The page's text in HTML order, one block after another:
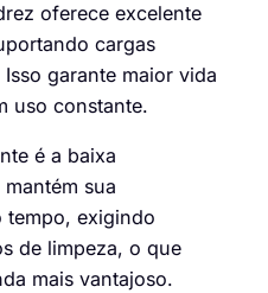
oferece excelente
cargas
garante maior vida
uso constante.
é a baixa
sua
tempo, exigindo
de limpeza, o que
mais vantajoso.